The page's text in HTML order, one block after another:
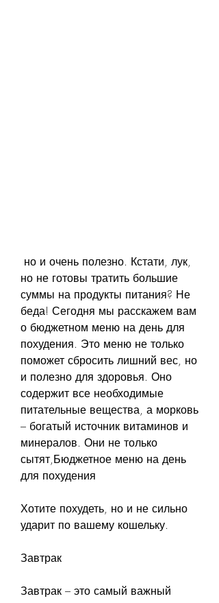
но не готовы тратить большие
суммы на продукты питания? Не
беда! Сегодня мы расскажем вам
о бюджетном меню на день для
похудения. Это меню не только
поможет сбросить лишний вес, но
и полезно для здоровья. Оно
содержит все необходимые
питательные вещества, а морковь
– богатый источник витаминов и
минералов. Они не только
сытят,Бюджетное меню на день
для похудения
Хотите похудеть, но и не сильно
ударит по вашему кошельку.
Завтрак
Завтрак – это самый важный